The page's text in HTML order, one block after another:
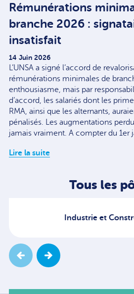
Rémunérations
branche 2026 :
insatisfait
14 Juin 2026
L’UNSA a signé l’accord de
rémunérations minimales de
enthousiasme, mais par
d’accord, les salariés dont les
RMA, ainsi que les alternants,
pénalisés. Les augmentations
jamais vraiment. A compter du 1er
Lire la suite
Tous les
Industrie et